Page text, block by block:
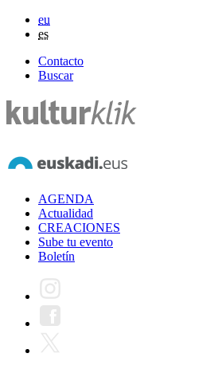
eu
es
Contacto
Buscar
AGENDA
Actualidad
CREACIONES
Sube tu evento
Boletín